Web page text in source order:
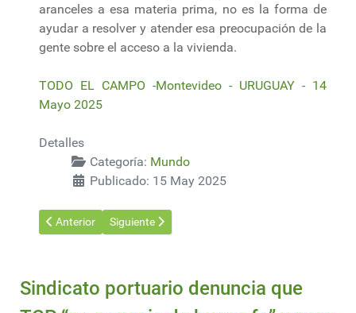
aranceles a esa materia prima, no es la forma de
ayudar a resolver y atender esa preocupación de la
gente sobre el acceso a la vivienda.
TODO EL CAMPO -Montevideo - URUGUAY - 14
Mayo 2025
Detalles
Categoría: Mundo
Publicado: 15 May 2025
Artículo anterior: China allana el camino para la ruptura de
Anterior Artículo siguiente: La Unión Europea elaboró una
Siguiente
Sindicato portuario denuncia que